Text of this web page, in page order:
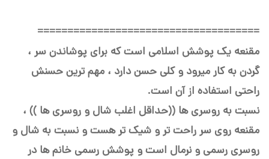
=====================================
مقنعه یک پوشش اسلامی است که برای پوشاندن سر ،
گردن به کار میرود و کلی حسن دارد ، مهم ترین حسنش
راحتی استفاده از آن است.
نسبت به روسری ها ((حداقل اغلب شال و روسری ها )) ،
مقنعه روی سر راحت تر و شیک تر هست و نسبت به شال و
روسری رسمی و نرمال است و پوشش رسمی خانم ها در